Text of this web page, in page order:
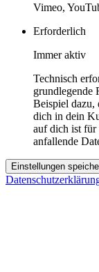
Vimeo,
Erforderlich
Immer aktiv
Technisch
grundlegende
Beispiel dazu,
dich in dein
auf dich ist für
anfallende
Einstellungen